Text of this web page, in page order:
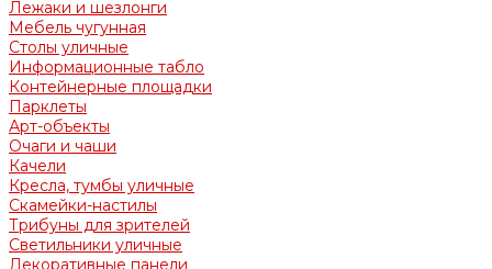
Лежаки и шезлонги
Мебель чугунная
Столы уличные
Информационные табло
Контейнерные площадки
Парклеты
Арт-объекты
Очаги и чаши
Качели
Кресла, тумбы уличные
Скамейки-настилы
Трибуны для зрителей
Светильники уличные
Декоративные панели